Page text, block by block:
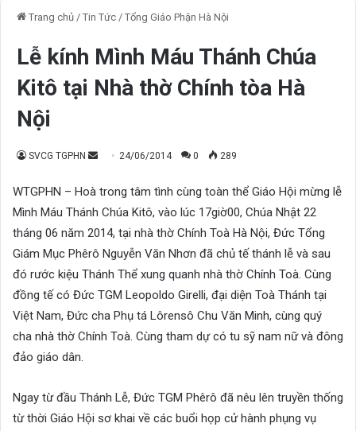
Trang chủ / Tin Tức / Tổng Giáo Phận Hà Nội
Lễ kính Mình Máu Thánh Chúa
Kitô tại Nhà thờ Chính tòa Hà
Nội
SVCG TGPHN
Send
email
24/06/2014 0 289
WTGPHN – Hoà trong tâm tình cùng toàn thể Giáo Hội mừng lễ
Mình Máu Thánh Chúa Kitô, vào lúc 17giờ00, Chúa Nhật 22
tháng 06 năm 2014, tại nhà thờ Chính Toà Hà Nội, Đức Tổng
Giám Mục Phêrô Nguyễn Văn Nhơn đã chủ tế thánh lễ và sau
đó rước kiệu Thánh Thể xung quanh nhà thờ Chính Toà. Cùng
đồng tế có Đức TGM Leopoldo Girelli, đại diện Toà Thánh tại
Việt Nam, Đức cha Phụ tá Lôrensô Chu Văn Minh, cùng quý
cha nhà thờ Chính Toà. Cùng tham dự có tu sỹ nam nữ và đông
đảo giáo dân.
Ngay từ đầu Thánh Lễ, Đức TGM Phêrô đã nêu lên truyền thống
từ thời Giáo Hội sơ khai về các buổi họp cử hành phụng vụ